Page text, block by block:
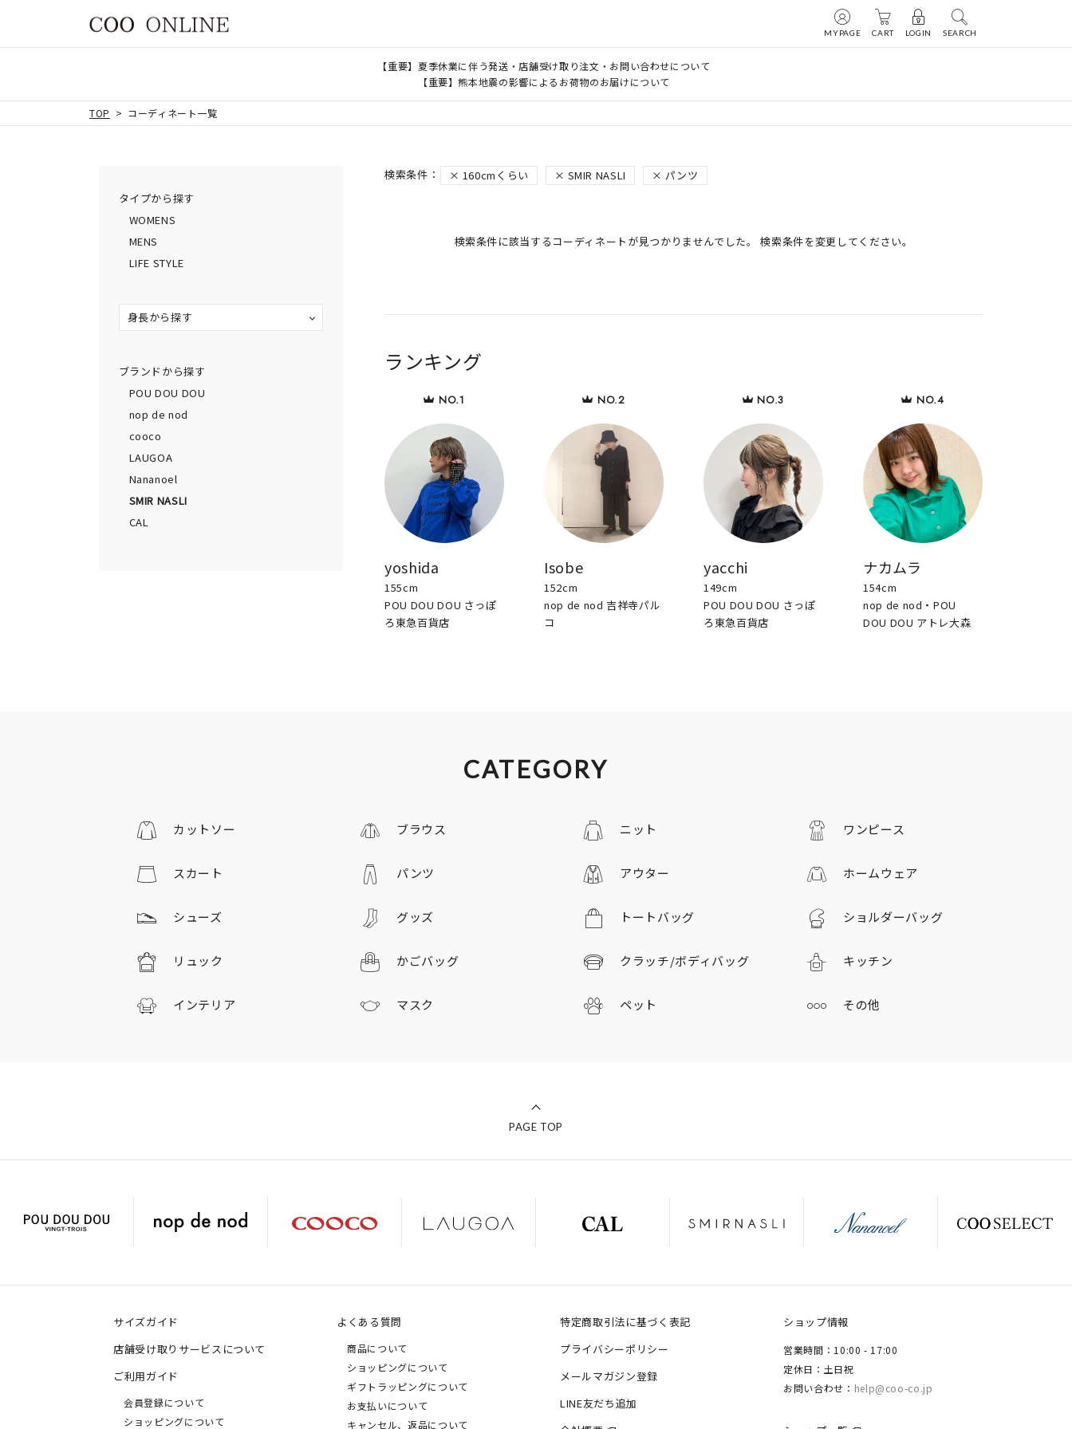
MYPAGE CART LOGIN SEARCH
【重要】夏季休業に伴う発送・店舗受け取り注文・お問い合わせについて
【重要】熊本地震の影響によるお荷物のお届けについて
TOP コーディネート一覧
タイプから探す
WOMENS
MENS
LIFE STYLE
身長から探す
ブランドから探す
POU DOU DOU
nop de nod
cooco
LAUGOA
Nananoel
SMIR NASLI
CAL
160cmくらい SMIR NASLI パンツ
検索条件に該当するコーディネートが見つかりませんでした。 検索条件を変更してください。
ランキング
yoshida
155cm
POU DOU DOU さっぽ
ろ東急百貨店
Isobe
152cm
nop de nod 吉祥寺パル
コ
yacchi
149cm
POU DOU DOU さっぽ
ろ東急百貨店
ナカムラ
154cm
nop de nod・POU
DOU DOU アトレ大森
CATEGORY
カットソー ブラウス ニット ワンピース
スカート パンツ アウター ホームウェア
シューズ グッズ トートバッグ ショルダーバッグ
リュック かごバッグ クラッチ/ボディバッグ キッチン
インテリア マスク ペット その他
PAGE TOP
サイズガイド
店舗受け取りサービスについて
ご利用ガイド
会員登録について
ショッピングについて
よくある質問
商品について
ショッピングについて
ギフトラッピングについて
お支払いについて
キャンセル、返品について
特定商取引法に基づく表記
プライバシーポリシー
メールマガジン登録
LINE友だち追加
ショップ情報
営業時間：10:00 - 17:00
定休日：土日祝
お問い合わせ： help@coo-co.jp